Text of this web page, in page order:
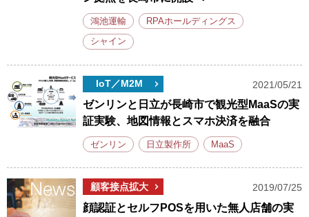
鴻池運輸 RPAホールディングス
シャイン
IoT／M2M 2021/05/21
ゼンリンと日立が長崎市で観光型MaaSの実
証実験、地図情報とスマホ決済を融合
ゼンリン 日立製作所 MaaS
顧客接点拡大 2019/07/25
顔認証とセルフPOSを用いた無人店舗の実